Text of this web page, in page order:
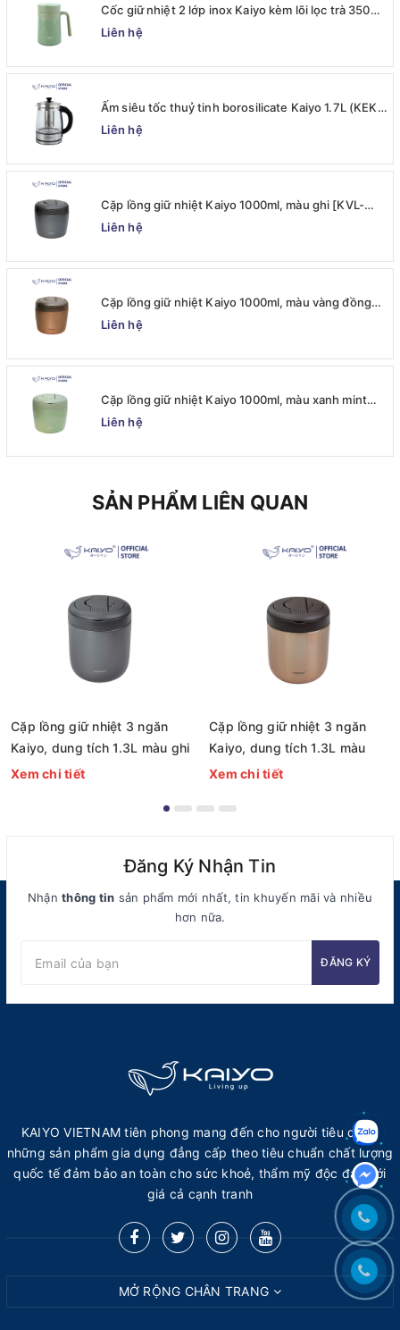
Cốc giữ nhiệt 2 lớp inox Kaiyo kèm lõi lọc trà 350ml,
màu xanh mint [mã KTM-6650]
Liên hệ
Ấm siêu tốc thuỷ tinh borosilicate Kaiyo 1.7L (KEK-
062)
Liên hệ
Cặp lồng giữ nhiệt Kaiyo 1000ml, màu ghi [KVL-
6537]
Liên hệ
Cặp lồng giữ nhiệt Kaiyo 1000ml, màu vàng đồng
[KVL-6520]
Liên hệ
Cặp lồng giữ nhiệt Kaiyo 1000ml, màu xanh mint
[mã KVL-6513]
Liên hệ
SẢN PHẨM LIÊN QUAN
Cặp lồng giữ nhiệt 3 ngăn
Kaiyo, dung tích 1.3L màu ghi
[mã KVL-1563]
Xem chi tiết
Cặp lồng giữ nhiệt 3 ngăn
Kaiyo, dung tích 1.3L màu
vàng đồng [mã KVL-1556]
Xem chi tiết
Đăng Ký Nhận Tin
Nhậnthông tin sản phẩm mới nhất, tin khuyến mãi và nhiều
hơn nữa.
ĐĂNG KÝ
KAIYO VIETNAM tiên phong mang đến cho người tiêu dùng
những sản phẩm gia dụng đẳng cấp theo tiêu chuẩn chất lượng
quốc tế đảm bảo an toàn cho sức khoẻ, thẩm mỹ độc đáo với
giá cả cạnh tranh
MỞ RỘNG CHÂN TRANG